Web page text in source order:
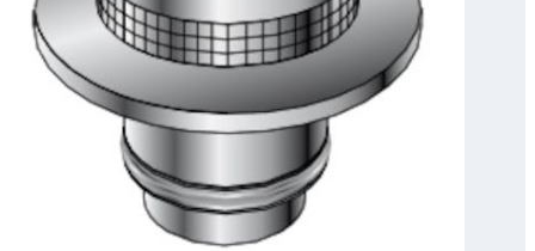
Over ons
Contact